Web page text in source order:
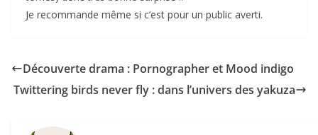
Je recommande même si c’est pour un public averti.
Découverte drama : Pornographer et Mood indigo
Twittering birds never fly : dans l’univers des yakuza